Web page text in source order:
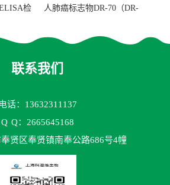
检
人肺癌标志物DR-70（DR-
联系我们
话：13632311137
Q Q：2665645168
贤区奉贤镇南奉公路686号4幢